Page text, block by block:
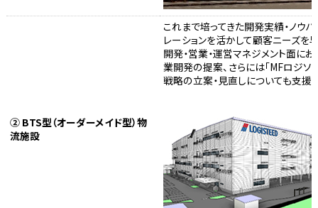
② BTS型（オーダーメイド型）物
流施設
これまで培ってきた開発実績・ノウ
レーションを活かして顧客ニーズを
開発・営業・運営マネジメント面に
業開発の提案、さらには「MFロジソ
戦略の立案・見直しについても支援